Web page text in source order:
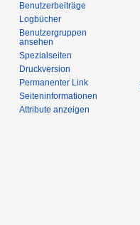
Benutzerbeiträge
Logbücher
Benutzergruppen
ansehen
Spezialseiten
Druckversion
Permanenter Link
Seiten­­informationen
Attribute anzeigen